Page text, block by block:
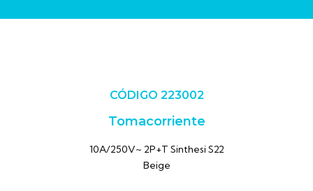
CÓDIGO 223002
Tomacorriente
10A/250V~ 2P+T Sinthesi S22
Beige